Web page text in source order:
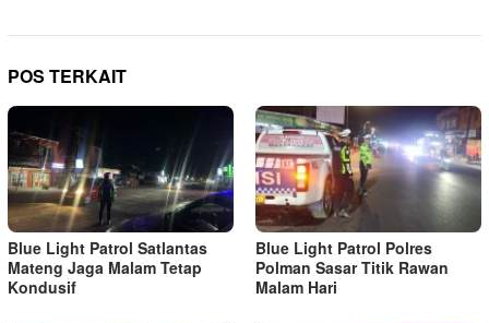
POS TERKAIT
Blue Light Patrol Satlantas
Mateng Jaga Malam Tetap
Kondusif
Blue Light Patrol Polres
Polman Sasar Titik Rawan
Malam Hari